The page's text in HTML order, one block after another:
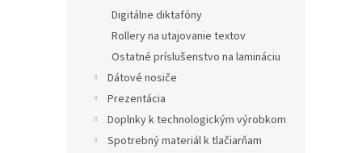
Digitálne diktafóny
Rollery na utajovanie textov
Ostatné príslušenstvo na lamináciu
Dátové nosiče
Prezentácia
Doplnky k technologickým výrobkom
Spotrebný materiál k tlačiarňam